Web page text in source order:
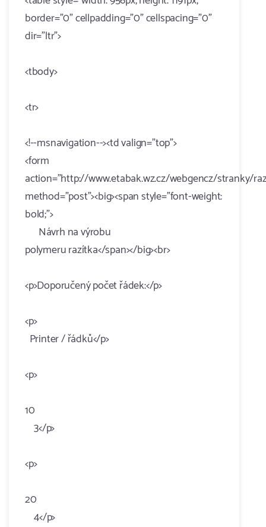
border="0" cellpadding="0" cellspacing="0"
dir="ltr">
<tbody>
<tr>
<!--msnavigation--><td valign="top">
<form
action="http://www.etabak.wz.cz/webgencz/stranky/
method="post"><big><span style="font-weight:
bold;">
Návrh na výrobu
polymeru razítka</span></big><br>
<p>Doporučený počet řádek:</p>
<p>
Printer / řádků</p>
<p>
10
3</p>
<p>
20
4</p>